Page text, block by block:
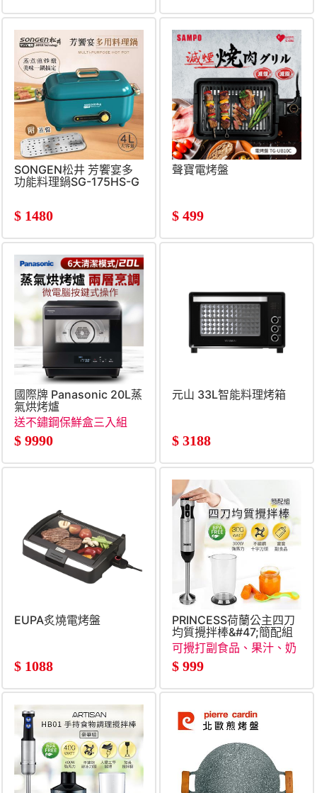
SONGEN松井 芳饗宴多
功能料理鍋SG-175HS-G
$ 1480
聲寶電烤盤
$ 499
國際牌 Panasonic 20L蒸
氣烘烤爐
送不鏽鋼保鮮盒三入組
$ 9990
元山 33L智能料理烤箱
$ 3188
EUPA炙燒電烤盤
$ 1088
PRINCESS荷蘭公主四刀
均質攪拌棒&#47;簡配組
可攪打副食品、果汁、奶
昔、濃湯
$ 999